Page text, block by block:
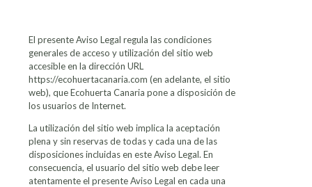
El presente Aviso Legal regula las condiciones
generales de acceso y utilización del sitio web
accesible en la dirección URL
https://ecohuertacanaria.com (en adelante, el sitio
web), que Ecohuerta Canaria pone a disposición de
los usuarios de Internet.
La utilización del sitio web implica la aceptación
plena y sin reservas de todas y cada una de las
disposiciones incluidas en este Aviso Legal. En
consecuencia, el usuario del sitio web debe leer
atentamente el presente Aviso Legal en cada una